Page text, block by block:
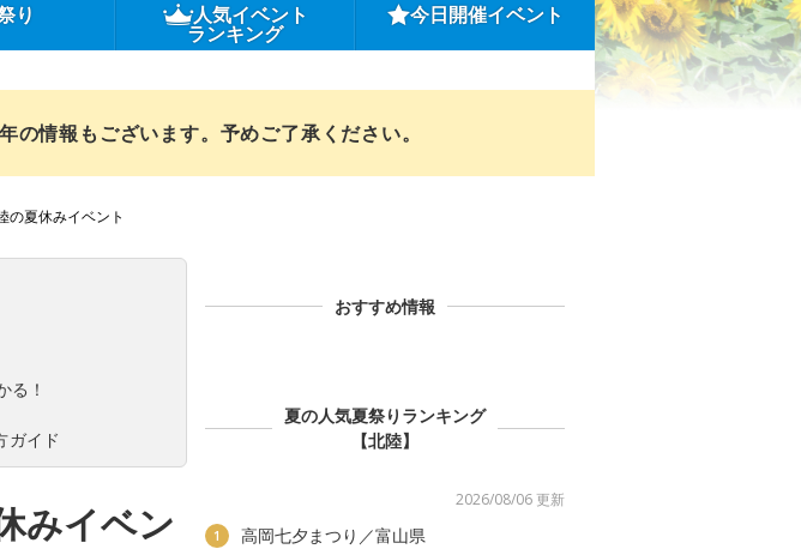
り 人気イベント
ランキング
今日開催イベント
情報もございます。予めご了承ください。
の夏休みイベント
る！
ガイド
みイベン
おすすめ情報
夏の人気夏祭りランキング
【北陸】
2026/08/06 更新
1 高岡七夕まつり／富山県